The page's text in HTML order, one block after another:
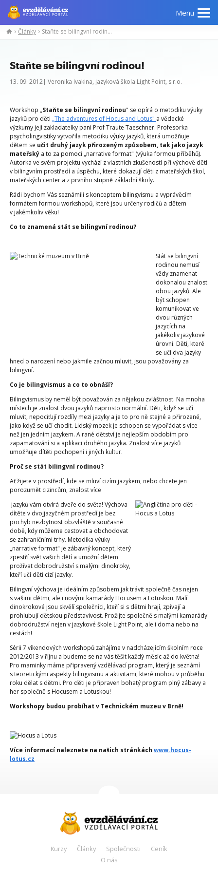
Menu
Články Staňte se bilingvní rodinou!
Staňte se bilingvní rodinou!
13. 09. 2012| Veronika Ivakina, jazyková škola Light Point, s.r.o.
Workshop „Staňte se bilingvní rodinou" se opírá o metodiku výuky
jazyků pro děti „The adventures of Hocus and Lotus" a vědecké
výzkumy její zakladatelky paní Prof Traute Taeschner. Profesorka
psycholingvistiky vytvořila metodiku výuky jazyků, která umožňuje
dětem se učit druhý jazyk přirozeným způsobem, tak jako jazyk
mateřský a to za pomoci „narrative format" (výuka formou příběhů).
Autorka ve svém projektu vychází z vlastních zkušeností při výchově dětí
v bilingvním prostředí a úspěchu, které dokazují děti z mateřských škol,
mateřských center a z prvního stupně základní školy.
Rádi bychom Vás seznámili s konceptem bilingvismu a vyprávěcím
formátem formou workshopů, které jsou určeny rodičů a dětem
v jakémkoliv věku!
Co to znamená stát se bilingvní rodinou?
Stát se bilingvní
rodinou nemusí
vždy znamenat
dokonalou znalost
obou jazyků. Ale
být schopen
komunikovat ve
dvou různých
jazycích na
jakékoliv jazykové
úrovni. Děti, které
se učí dva jazyky
hned o narození nebo jakmile začnou mluvit, jsou považovány za
bilingvní.
Co je bilingvismus a co to obnáší?
Bilingvismus by neměl být považován za nějakou zvláštnost. Na mnoha
místech je znalost dvou jazyků naprosto normální. Děti, když se učí
mluvit, nepociťují rozdíly mezi jazyky a je to pro ně stejné a přirozené,
jako když se učí chodit. Lidský mozek je schopen se vypořádat s více
než jen jedním jazykem. A rané dětství je nejlepším obdobím pro
zapamatování si a aplikaci druhého jazyka. Znalost více jazyků
umožňuje dítěti pochopení i jiných kultur.
Proč se stát bilingvní rodinou?
Ať žijete v prostředí, kde se mluví cizím jazykem, nebo chcete jen
porozumět cizincům, znalost více
jazyků vám otvírá dveře do světa! Výchova
dítěte v dvojjazyčném prostředí je bez
pochyb nezbytnost obzvláště v současné
době, kdy můžeme cestovat a obchodovat
se zahraničními trhy. Metodika výuky
„narrative format" je zábavný koncept, který
zpestří svět vašich dětí a umožní dětem
prožívat dobrodružství s malými dinokroky,
kteří učí děti cizí jazyky.
Bilingvní výchova je ideálním způsobem jak trávit společně čas nejen
s vašimi dětmi, ale i novými kamarády Hocusem a Lotuskou. Malí
dinokrokové jsou skvělí společníci, kteří si s dětmi hrají, zpívají a
prohlubují dětskou představivost. Prožijte společně s malými kamarády
dobrodružství nejen v jazykové škole Light Point, ale i doma nebo na
cestách!
Sérii 7 víkendových workshopů zahájíme v nadcházejícím školním roce
2012/2013 v říjnu a budeme se na vás těšit každý měsíc až do května!
Pro maminky máme připravený vzdělávací program, který je seznámí
s teoretickými aspekty bilingvismu a aktivitami, které mohou v průběhu
roku dělat s dětmi. Pro děti je připraven bohatý program plný zábavy a
her společně s Hocusem a Lotuskou!
Workshopy budou probíhat v Technickém muzeu v Brně!
Více informací naleznete na našich stránkách www.hocus-
lotus.cz
Kurzy Články Společnosti
Ceník
O nás